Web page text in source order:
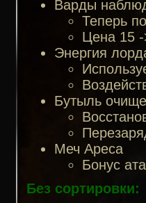
Варды
Теперь
Цена 15
Энергия
Бутыль
Меч Ареса
Бонус
Без сортировки: